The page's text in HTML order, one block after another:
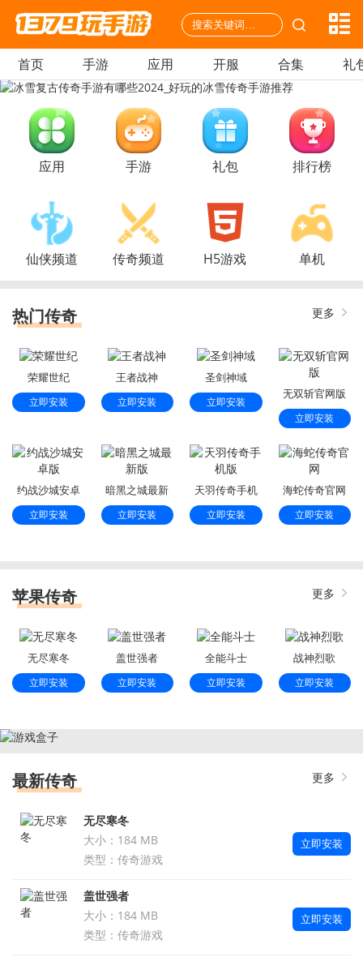
首页 手游 应用 开服 合集 礼
应用 手游 礼包 排行榜
仙侠频道 传奇频道 H5游戏 单机
热门传奇 更多
荣耀世纪
立即安装
王者战神
立即安装
圣剑神域
立即安装
无双斩官网版
立即安装
约战沙城安卓
版
立即安装
暗黑之城最新
版
立即安装
天羽传奇手机
版
立即安装
海蛇传奇官网
立即安装
苹果传奇 更多
无尽寒冬
立即安装
盖世强者
立即安装
全能斗士
立即安装
战神烈歌
立即安装
最新传奇 更多
无尽寒冬
大小：184 MB
类型：传奇游戏
立即安装
盖世强者
大小：184 MB
类型：传奇游戏
立即安装